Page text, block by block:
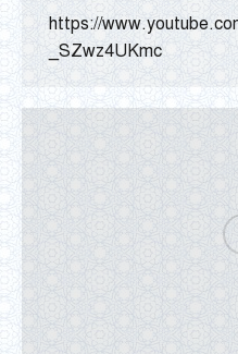
https://
_SZwz4UKmc